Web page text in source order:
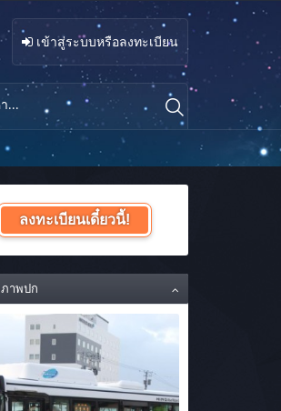
ลงทะเบียนเดี๋ยวนี้!
ภาพปก
เข้าสู่ระบบหรือลงทะเบียน